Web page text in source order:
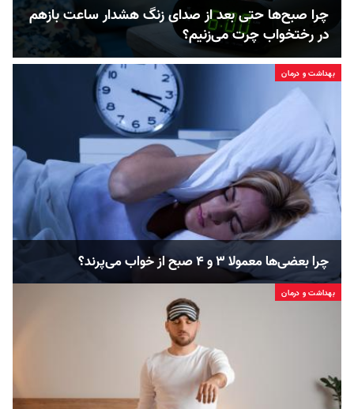
چرا صبح‌ها حتی بعد از صدای زنگ هشدار ساعت بازهم
در رختخواب چرت می‌زنیم؟
بهداشت و درمان
چرا بعضی‌ها معمولا ۳ و ۴ صبح از خواب می‌پرند؟
بهداشت و درمان